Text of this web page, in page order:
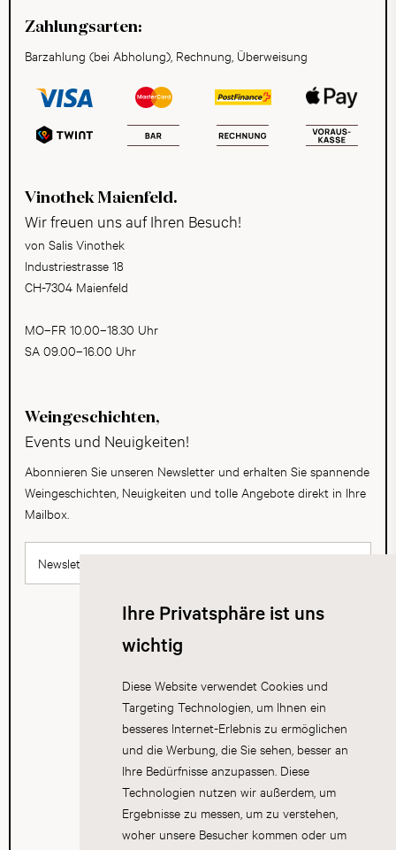
Ihre Privatsphäre ist uns
wichtig
Diese Website verwendet Cookies und
Targeting Technologien, um Ihnen ein
besseres Internet-Erlebnis zu ermöglichen
und die Werbung, die Sie sehen, besser an
Ihre Bedürfnisse anzupassen. Diese
Technologien nutzen wir außerdem, um
Ergebnisse zu messen, um zu verstehen,
woher unsere Besucher kommen oder um
Zahlungsarten:
Barzahlung (bei Abholung), Rechnung, Überweisung
Vinothek Maienfeld.
Wir freuen uns auf Ihren Besuch!
von Salis Vinothek
Industriestrasse 18
CH-7304 Maienfeld
MO–FR 10.00–18.30 Uhr
SA 09.00–16.00 Uhr
Weingeschichten,
Events und Neuigkeiten!
Abonnieren Sie unseren Newsletter und erhalten Sie spannende
Weingeschichten, Neuigkeiten und tolle Angebote direkt in Ihre
Mailbox.
Newsletter abonnieren